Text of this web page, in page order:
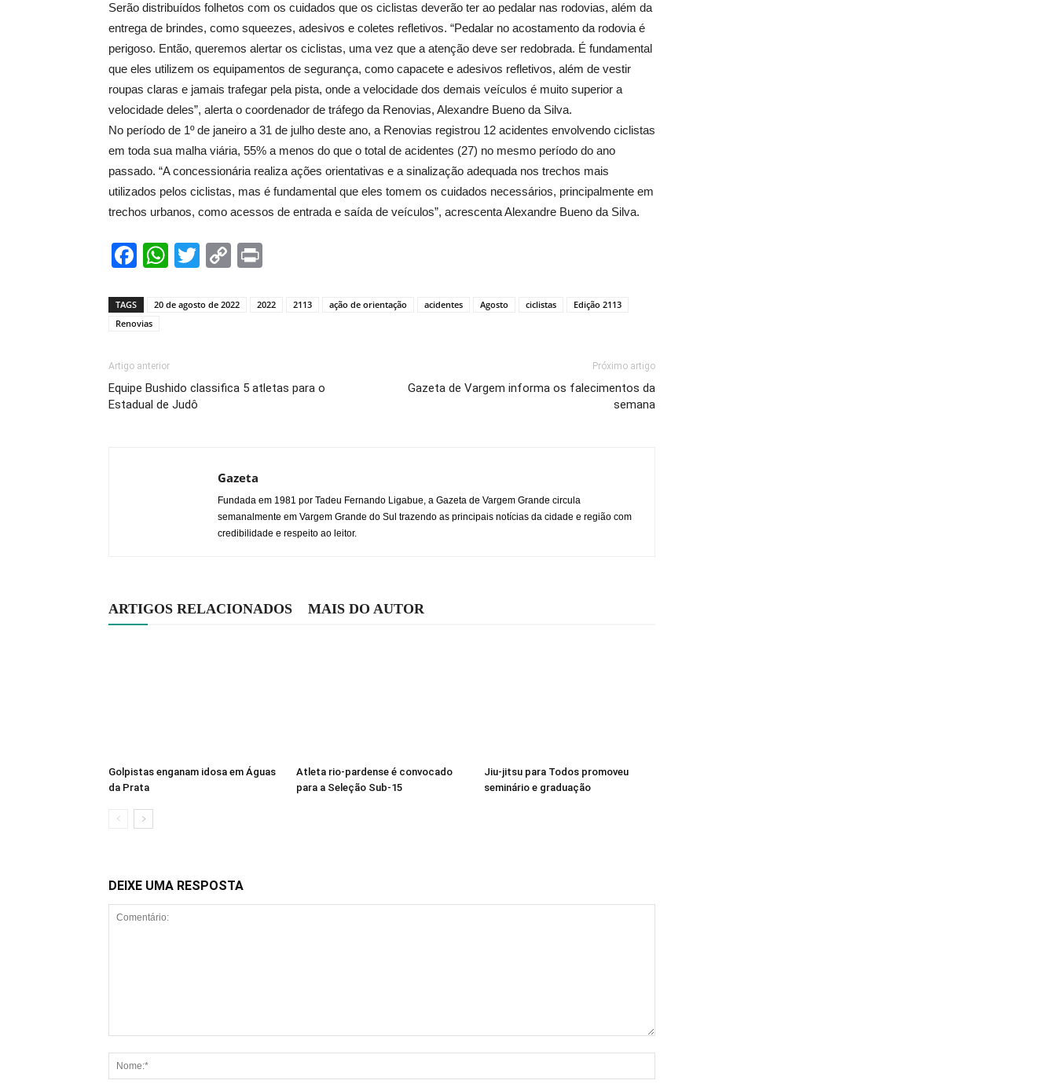
Serão distribuídos folhetos com os cuidados que os ciclistas deverão ter ao pedalar nas rodovias, além da
entrega de brindes, como squeezes, adesivos e coletes refletivos. “Pedalar no acostamento da rodovia é
perigoso. Então, queremos alertar os ciclistas, uma vez que a atenção deve ser redobrada. É fundamental
que eles utilizem os equipamentos de segurança, como capacete e adesivos refletivos, além de vestir
roupas claras e jamais trafegar pela pista, onde a velocidade dos demais veículos é muito superior a
velocidade deles”, alerta o coordenador de tráfego da Renovias, Alexandre Bueno da Silva.
No período de 1º de janeiro a 31 de julho deste ano, a Renovias registrou 12 acidentes envolvendo ciclistas
em toda sua malha viária, 55% a menos do que o total de acidentes (27) no mesmo período do ano
passado. “A concessionária realiza ações orientativas e a sinalização adequada nos trechos mais
utilizados pelos ciclistas, mas é fundamental que eles tomem os cuidados necessários, principalmente em
trechos urbanos, como acessos de entrada e saída de veículos”, acrescenta Alexandre Bueno da Silva.
Facebook
WhatsApp
TwitterCopy
TAGS 20 de agosto de 2022 2022 2113 ação de orientação acidentes Agosto ciclistas
Edição 2113
Renovias
Artigo anterior
Equipe Bushido classifica 5 atletas para o
Estadual de Judô
Próximo artigo
Gazeta de Vargem informa os falecimentos da
semana
Gazeta
Fundada em 1981 por Tadeu Fernando Ligabue, a Gazeta de Vargem Grande circula
semanalmente em Vargem Grande do Sul trazendo as principais notícias da cidade e região com
credibilidade e respeito ao leitor.
ARTIGOS RELACIONADOS MAIS DO AUTOR
Golpistas enganam idosa em Águas
da Prata
Atleta rio-pardense é convocado
para a Seleção Sub-15
Jiu-jitsu para Todos promoveu
seminário e graduação
DEIXE UMA RESPOSTA